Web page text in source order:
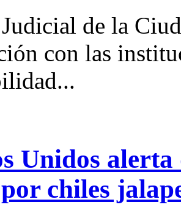
de la
con las
Unidos alerta
por chiles